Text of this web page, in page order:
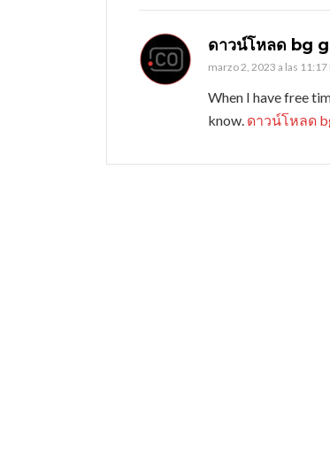
ดาวน์โหลด bg
marzo 2, 2023 a las 11:17
When I have free
know. ดาวน์โหลด